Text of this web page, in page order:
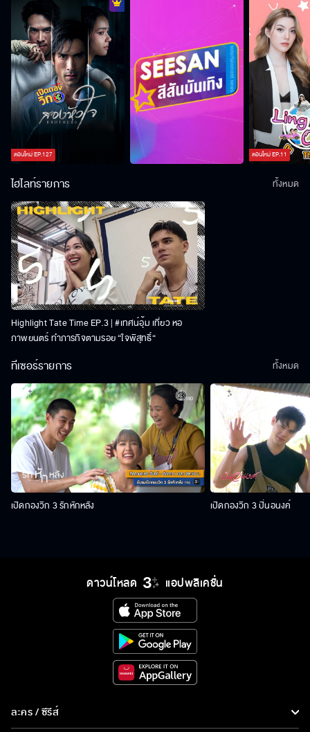
ตอนใหม่EP.127 ตอนใหม่EP.11
ไฮไลท์รายการ
Highlight Tate Time EP.3 | #เทศน์อุ้ม เที่ยว หอ
ภาพยนตร์ ทำภารกิจตามรอย “ใจพิสุทธิ์“
ทั้งหมด
ทีเซอร์รายการ
เปิดกองวิก 3 รักหักหลัง เปิดกองวิก 3 ปิ่นอนงค์
ทั้งหมด
ดาวน์โหลด แอปพลิเคชั่น
ละคร / ซีรีส์